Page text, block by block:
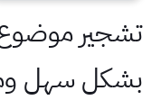
تشجير
بشكل سهل